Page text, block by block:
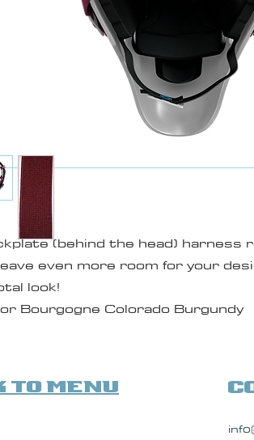
(behind the head) harness
even more room for your
look!
Bourgogne Colorado Burgundy
to menu